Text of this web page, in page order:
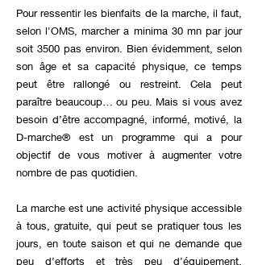
Pour ressentir les bienfaits de la marche, il faut,
selon l'OMS, marcher a minima 30 mn par jour
soit 3500 pas environ. Bien évidemment, selon
son âge et sa capacité physique, ce temps
peut être rallongé ou restreint. Cela peut
paraître beaucoup… ou peu. Mais si vous avez
besoin d’être accompagné, informé, motivé, la
D-marche® est un programme qui a pour
objectif de vous motiver à augmenter votre
nombre de pas quotidien.
La marche est une activité physique accessible
à tous, gratuite, qui peut se pratiquer tous les
jours, en toute saison et qui ne demande que
peu d’efforts et très peu d’équipement.